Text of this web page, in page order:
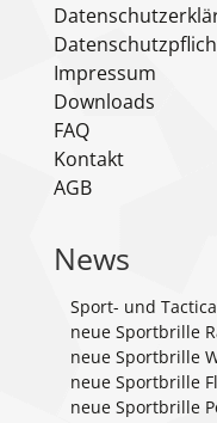
Impressum
Downloads
FAQ
Kontakt
AGB
News
Sport- und
neue Sportbrille
neue Sportbrille
neue Sportbrille
neue Sportbrille